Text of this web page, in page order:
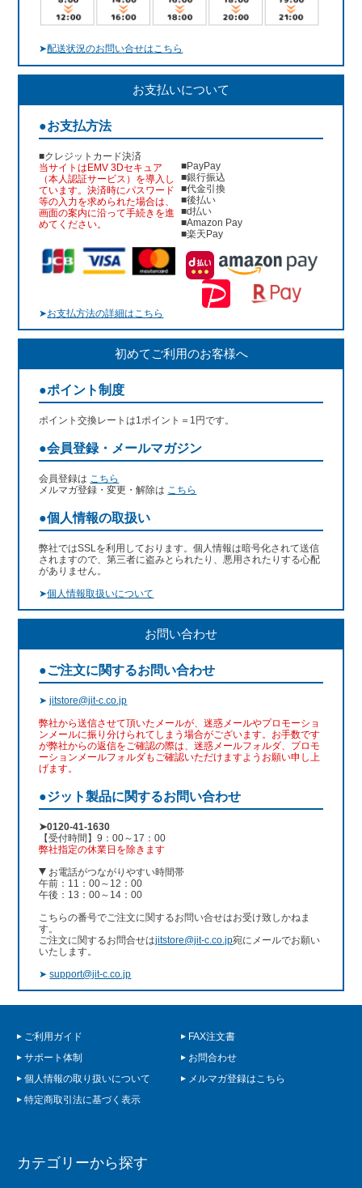
➤配送状況のお問い合せはこちら
お支払いについて
●お支払方法
■クレジットカード決済
当サイトはEMV 3Dセキュア
（本人認証サービス）を導入し
ています。決済時にパスワード
等の入力を求められた場合は、
画面の案内に沿って手続きを進
めてください。
■PayPay
■銀行振込
■代金引換
■後払い
■d払い
■Amazon Pay
■楽天Pay
➤お支払方法の詳細はこちら
初めてご利用のお客様へ
●ポイント制度
ポイント交換レートは1ポイント＝1円です。
●会員登録・メールマガジン
会員登録は こちら
メルマガ登録・変更・解除は こちら
●個人情報の取扱い
弊社ではSSLを利用しております。個人情報は暗号化されて送信
されますので、第三者に盗みとられたり、悪用されたりする心配
がありません。
➤個人情報取扱いについて
お問い合わせ
●ご注文に関するお問い合わせ
➤jitstore@jit-c.co.jp
弊社から送信させて頂いたメールが、迷惑メールやプロモーショ
ンメールに振り分けられてしまう場合がございます。お手数です
が弊社からの返信をご確認の際は、迷惑メールフォルダ、プロモ
ーションメールフォルダもご確認いただけますようお願い申し上
げます。
●ジット製品に関するお問い合わせ
➤0120-41-1630
【受付時間】9：00～17：00
弊社指定の休業日を除きます
お電話がつながりやすい時間帯
午前：11：00～12：00
午後：13：00～14：00
こちらの番号でご注文に関するお問い合せはお受け致しかねま
す。
ご注文に関するお問合せはjitstore@jit-c.co.jp宛にメールでお願い
いたします。
➤support@jit-c.co.jp
ご利用ガイド
FAX注文書
サポート体制
お問合わせ
個人情報の取り扱いについて
メルマガ登録はこちら
特定商取引法に基づく表示
カテゴリーから探す